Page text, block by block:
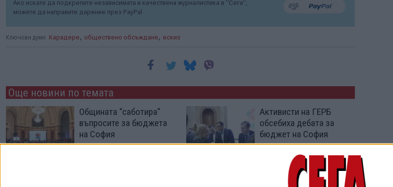
Ако искате да подкрепите независимата и качествена журналистика в “Сега”,
можете да направите дарение през PayPal
Ключови думи: Карадере , обществено обсъждане , ескиз
Още новини по темата
Общината “саботира”
въпросите за бюджета
на София
Активисти на ГЕРБ
обсебиха дебата за
бюджет на София